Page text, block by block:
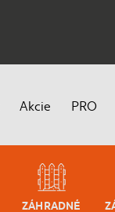
Akcie PRO
ZÁHRADNÉ